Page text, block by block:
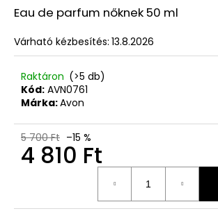
ből
0,0
Eau de parfum nőknek 50 ml
Várható kézbesítés: 13.8.2026
Raktáron (>5 db)
Kód: AVN0761
Márka:Avon
5 700 Ft –15 %
4 810 Ft